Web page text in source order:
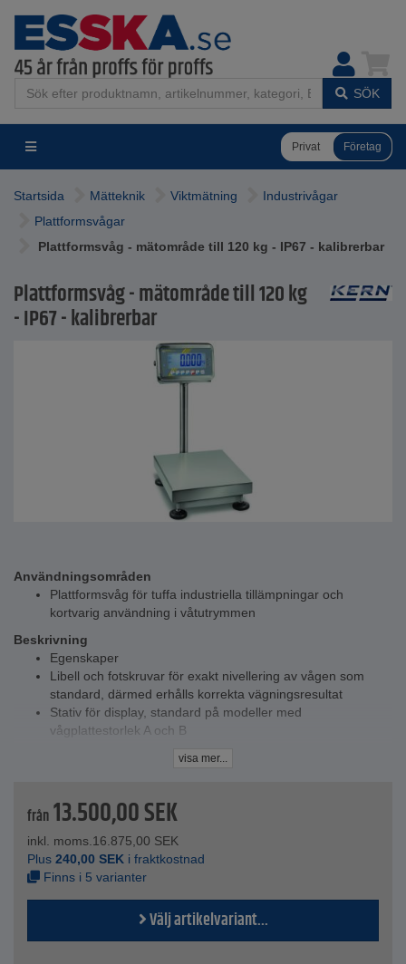
SÖK
Privat Företag
Startsida Mätteknik Viktmätning
Industrivågar
Plattformsvågar
Plattformsvåg - mätområde till 120 kg - IP67 - kalibrerbar
Plattformsvåg - mätområde till 120 kg
- IP67 - kalibrerbar
Användningsområden
Plattformsvåg för tuffa industriella tillämpningar och
kortvarig användning i våtutrymmen
Beskrivning
Egenskaper
Libell och fotskruvar för exakt nivellering av vågen som
standard, därmed erhålls korrekta vägningsresultat
Stativ för display, standard på modeller med
vågplattestorlek A och B
Bakgrundsupplyst LCD-display
Tekniska data
Vågcell - stål, silikonbelagt
IP67 skydd - bättre skydd mot damm och vatten
Batteritid - upp till 70 h
Uppladdningstid - ca 12 h
Mått vågplatta A - 300x240x100 mm
Mått vågplatta B - 400x300x128 mm
visa mer...
från 13.500,00SEK
inkl. moms.16.875,00 SEK
Plus 240,00 SEK i fraktkostnad
Finns i 5 varianter
Välj artikelvariant...